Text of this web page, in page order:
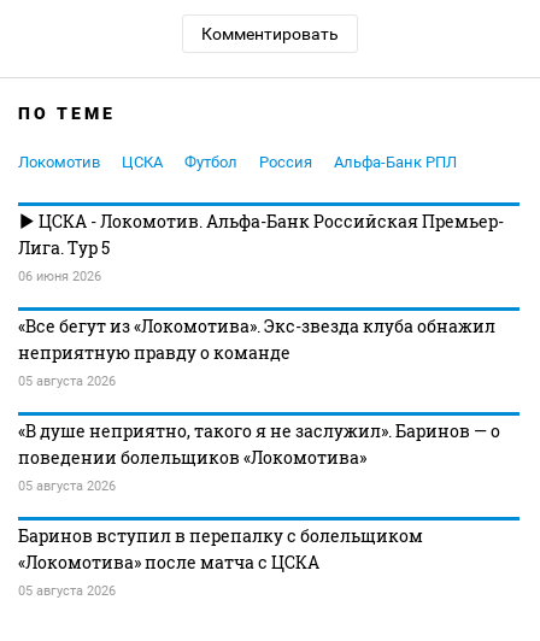
Комментировать
ПО ТЕМЕ
Локомотив ЦСКА Футбол Россия Альфа-Банк РПЛ
ЦСКА - Локомотив. Альфа-Банк Российская Премьер-
Лига. Тур 5
06 июня 2026
«Все бегут из «Локомотива». Экс-звезда клуба обнажил
неприятную правду о команде
05 августа 2026
«В душе неприятно, такого я не заслужил». Баринов — о
поведении болельщиков «Локомотива»
05 августа 2026
Баринов вступил в перепалку с болельщиком
«Локомотива» после матча с ЦСКА
05 августа 2026